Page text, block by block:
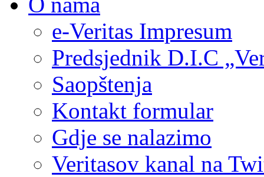
e-Veritas Impresum
Predsjednik D.I.C
Saopštenja
Kontakt formular
Gdje se nalazimo
Veritasov kanal na